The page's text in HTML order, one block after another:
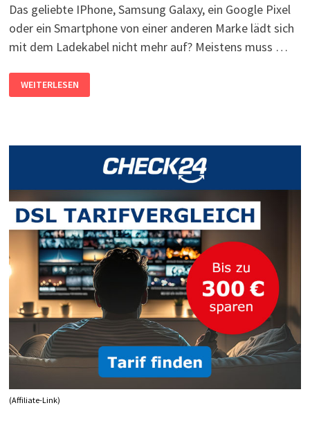
Das geliebte IPhone, Samsung Galaxy, ein Google Pixel
oder ein Smartphone von einer anderen Marke lädt sich
mit dem Ladekabel nicht mehr auf? Meistens muss …
HANDY-
AKKU
LÄDT
HILFE
WEITERLESEN
(Affiliate-Link)